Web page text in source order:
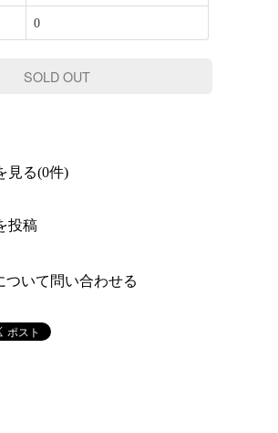
0
SOLD OUT
見る(0件)
投稿
ついて問い合わせる